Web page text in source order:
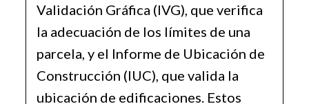
Validación Gráfica (IVG), que verifica
la adecuación de los límites de una
parcela, y el Informe de Ubicación de
Construcción (IUC), que valida la
ubicación de edificaciones. Estos